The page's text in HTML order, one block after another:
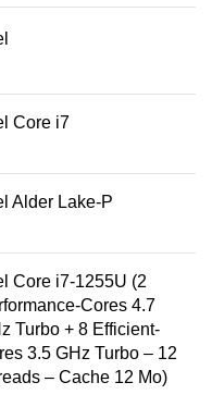
Core i7
Alder Lake-P
Core i7-1255U (2
Cores 4.7
Turbo + 8 Efficient-
3.5 GHz Turbo – 12
– Cache 12 Mo)